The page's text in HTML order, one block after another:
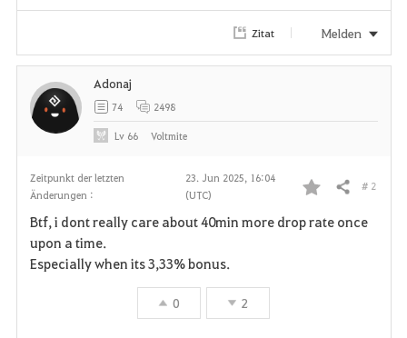
Zitat Melden
Zeitpunkt der letzten
Änderungen :
23. Jun 2025, 16:04
(UTC)
F
Teilen # 2
Btf, i dont really care about 40min more drop rate once
upon a time.
Especially when its 3,33% bonus.
0 2
Adonaj
74 2498
Lv 66 Voltmite